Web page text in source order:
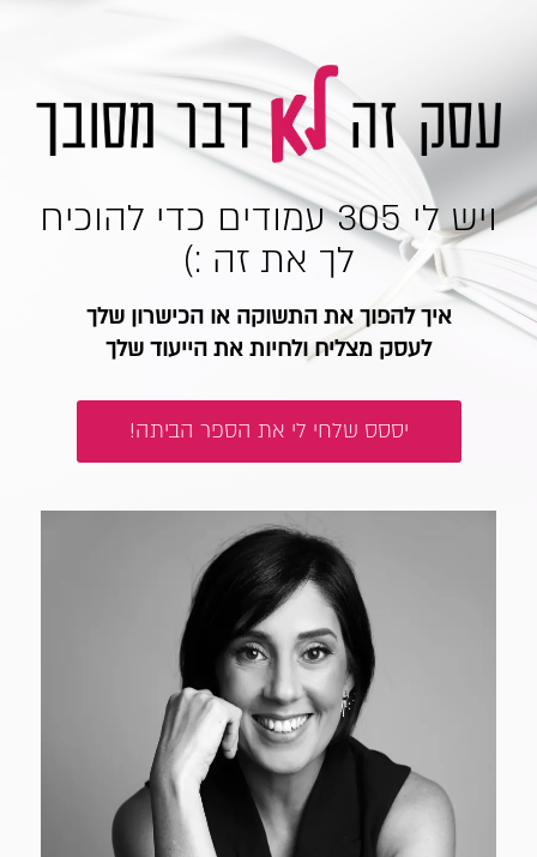
ויש לי 305 עמודים כדי להוכיח
לך את זה :)
איך להפוך את התשוקה או הכישרון שלך
לעסק מצליח ולחיות את הייעוד שלך
יססס שלחי לי את הספר הביתה!